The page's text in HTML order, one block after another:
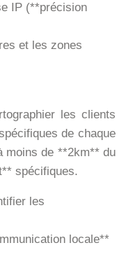
IP (**précision
et les zones
les clients
de chaque
moins de **2km** du
spécifiques.
les
locale**